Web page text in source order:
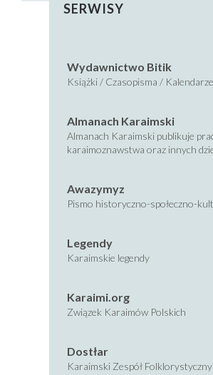
SERWISY
Wydawnictwo Bitik
Książki / Czasopisma /
Almanach Karaimski
Almanach Karaimski publikuje
karaimoznawstwa oraz innych
Awazymyz
Pismo historyczno-społeczno-
Legendy
Karaimskie legendy
Karaimi.org
Związek Karaimów Polskich
Dostłar
Karaimski Zespół Folklorystyczny